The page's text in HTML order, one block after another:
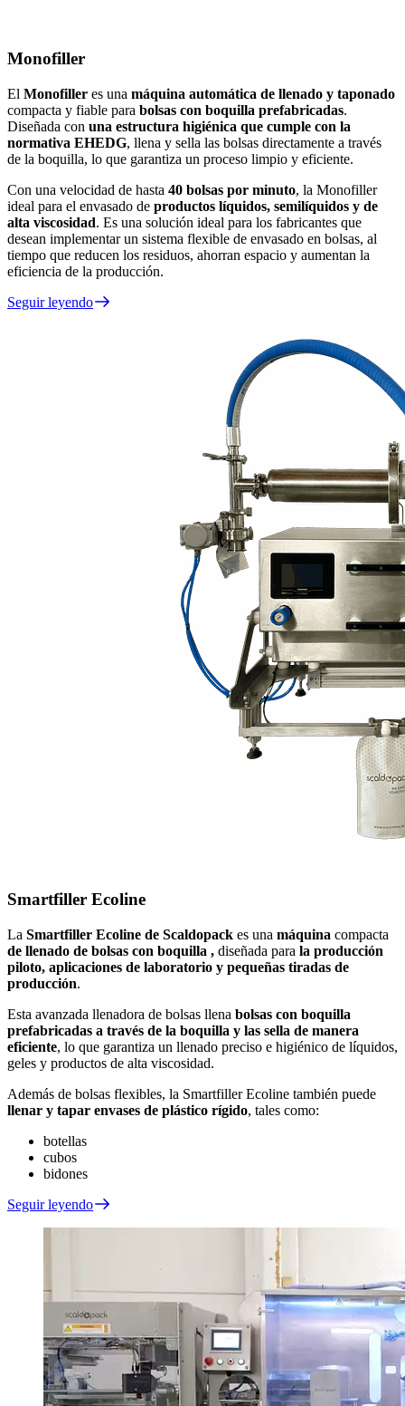
Monofiller
El Monofiller es una máquina automática de llenado y taponado
compacta y fiable para bolsas con boquilla prefabricadas.
Diseñada con una estructura higiénica que cumple con la
normativa EHEDG, llena y sella las bolsas directamente a través
de la boquilla, lo que garantiza un proceso limpio y eficiente.
Con una velocidad de hasta 40 bolsas por minuto, la Monofiller
ideal para el envasado de productos líquidos, semilíquidos y de
alta viscosidad. Es una solución ideal para los fabricantes que
desean implementar un sistema flexible de envasado en bolsas, al
tiempo que reducen los residuos, ahorran espacio y aumentan la
eficiencia de la producción.
Seguir leyendo
Smartfiller Ecoline
La Smartfiller Ecoline de Scaldopack es una máquina compacta
de llenado de bolsas con boquilla , diseñada para la producción
piloto, aplicaciones de laboratorio y pequeñas tiradas de
producción.
Esta avanzada llenadora de bolsas llena bolsas con boquilla
prefabricadas a través de la boquilla y las sella de manera
eficiente, lo que garantiza un llenado preciso e higiénico de líquidos,
geles y productos de alta viscosidad.
Además de bolsas flexibles, la Smartfiller Ecoline también puede
llenar y tapar envases de plástico rígido, tales como:
botellas
cubos
bidones
Seguir leyendo